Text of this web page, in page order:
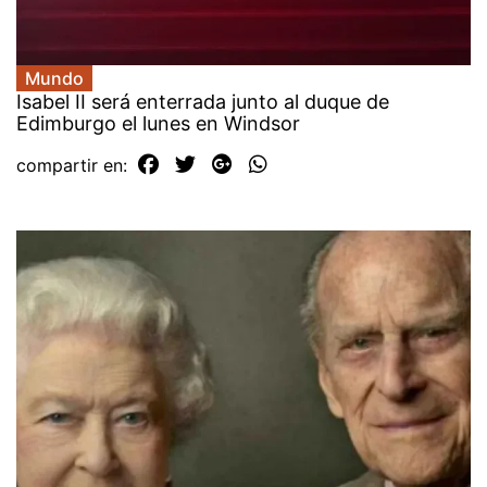
Mundo
Isabel II será enterrada junto al duque de
Edimburgo el lunes en Windsor
compartir en: